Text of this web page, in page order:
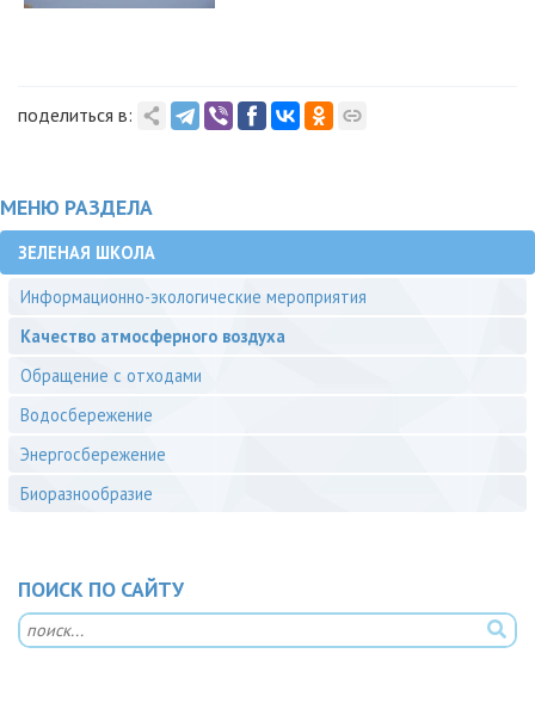
поделиться в:
МЕНЮ РАЗДЕЛА
ЗЕЛЕНАЯ ШКОЛА
Информационно-экологические мероприятия
Качество атмосферного воздуха
Обращение с отходами
Водосбережение
Энергосбережение
Биоразнообразие
ПОИСК ПО САЙТУ